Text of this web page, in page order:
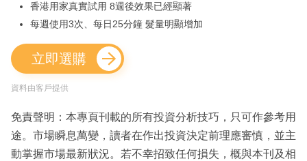
香港用家真實試用 8週後效果已經顯著
每週使用3次、每日25分鐘 髮量明顯增加
立即選購
資料由客戶提供
免責聲明：本專頁刊載的所有投資分析技巧，只可作參考用
途。市場瞬息萬變，讀者在作出投資決定前理應審慎，並主
動掌握市場最新狀況。若不幸招致任何損失，概與本刊及相